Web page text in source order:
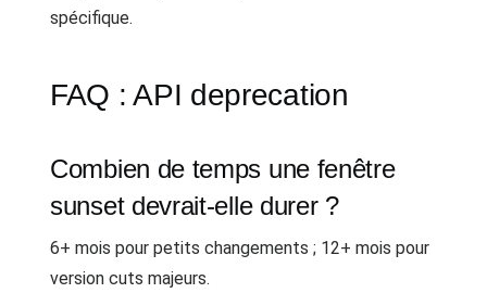
spécifique.
FAQ : API deprecation
Combien de temps une fenêtre
sunset devrait-elle durer ?
6+ mois pour petits changements ; 12+ mois pour
version cuts majeurs.